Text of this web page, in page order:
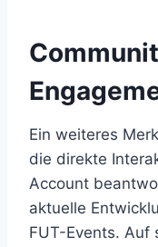
Ein weiteres
die direkte
Account
aktuelle
FUT-Events. Auf